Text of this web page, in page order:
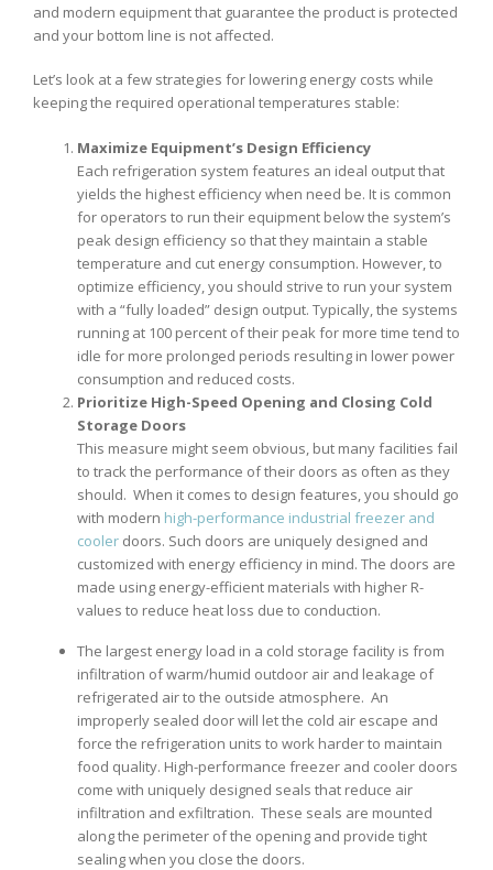
and modern equipment that guarantee the product is protected
and your bottom line is not affected.
Let’s look at a few strategies for lowering energy costs while
keeping the required operational temperatures stable:
Maximize Equipment’s Design Efficiency
Each refrigeration system features an ideal output that
yields the highest efficiency when need be. It is common
for operators to run their equipment below the system’s
peak design efficiency so that they maintain a stable
temperature and cut energy consumption. However, to
optimize efficiency, you should strive to run your system
with a “fully loaded” design output. Typically, the systems
running at 100 percent of their peak for more time tend to
idle for more prolonged periods resulting in lower power
consumption and reduced costs.
Prioritize High-Speed Opening and Closing Cold
Storage Doors
This measure might seem obvious, but many facilities fail
to track the performance of their doors as often as they
should. When it comes to design features, you should go
with modern high-performance industrial freezer and
cooler doors. Such doors are uniquely designed and
customized with energy efficiency in mind. The doors are
made using energy-efficient materials with higher R-
values to reduce heat loss due to conduction.
The largest energy load in a cold storage facility is from
infiltration of warm/humid outdoor air and leakage of
refrigerated air to the outside atmosphere. An
improperly sealed door will let the cold air escape and
force the refrigeration units to work harder to maintain
food quality. High-performance freezer and cooler doors
come with uniquely designed seals that reduce air
infiltration and exfiltration. These seals are mounted
along the perimeter of the opening and provide tight
sealing when you close the doors.